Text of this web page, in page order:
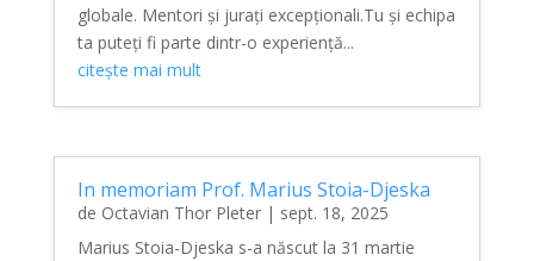
globale. Mentori și jurați excepționali.Tu și echipa
ta puteți fi parte dintr-o experiență...
citește mai mult
In memoriam Prof. Marius Stoia-Djeska
de Octavian Thor Pleter| sept. 18, 2025
Marius Stoia-Djeska s-a născut la 31 martie